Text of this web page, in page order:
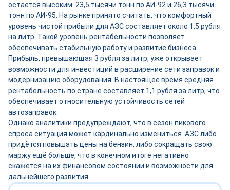
остаётся высоким: 23,5 тысячи тонн по АИ-92 и 26,3 тысячи
тонн по АИ-95. На рынке принято считать, что комфортный
уровень чистой прибыли для АЗС составляет около 1,5 рубля
на литр. Такой уровень рентабельности позволяет
обеспечивать стабильную работу и развитие бизнеса.
Прибыль, превышающая 3 рубля за литр, уже открывает
возможности для инвестиций в расширение сети заправок и
модернизацию оборудования. В настоящее время средняя
рентабельность по стране составляет 1,1 рубля за литр, что
обеспечивает относительную устойчивость сетей
автозаправок.
Однако аналитики предупреждают, что в сезон пикового
спроса ситуация может кардинально измениться. АЗС либо
придётся повышать цены на бензин, либо сокращать свою
маржу ещё больше, что в конечном итоге негативно
скажется на их финансовом состоянии и возможности для
дальнейшего развития.